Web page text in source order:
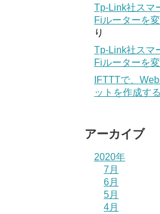
Tp-Link社スマ
Fiルーターを
り
Tp-Link社スマ
Fiルーターを
IFTTTで、
ットを作成する
アーカイブ
2020年
7月
6月
5月
4月